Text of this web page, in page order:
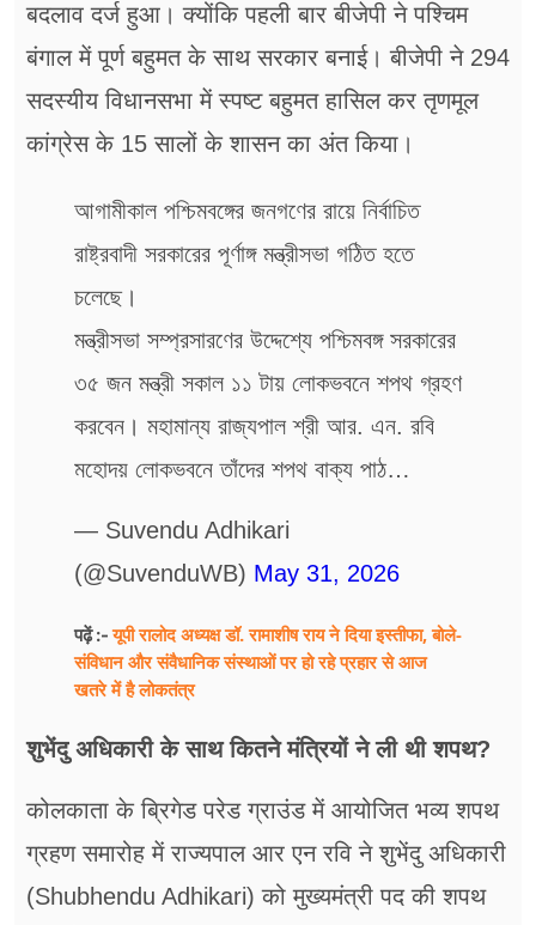
बदलाव दर्ज हुआ। क्योंकि पहली बार बीजेपी ने पश्चिम
बंगाल में पूर्ण बहुमत के साथ सरकार बनाई। बीजेपी ने 294
सदस्यीय विधानसभा में स्पष्ट बहुमत हासिल कर तृणमूल
कांग्रेस के 15 सालों के शासन का अंत किया।
আগামীকাল পশ্চিমবঙ্গের জনগণের রায়ে নির্বাচিত
রাষ্ট্রবাদী সরকারের পূর্ণাঙ্গ মন্ত্রীসভা গঠিত হতে
চলেছে।
মন্ত্রীসভা সম্প্রসারণের উদ্দেশ্যে পশ্চিমবঙ্গ সরকারের
৩৫ জন মন্ত্রী সকাল ১১ টায় লোকভবনে শপথ গ্রহণ
করবেন। মহামান্য রাজ্যপাল শ্রী আর. এন. রবি
মহোদয় লোকভবনে তাঁদের শপথ বাক্য পাঠ…
— Suvendu Adhikari
(@SuvenduWB) May 31, 2026
पढ़ें :-यूपी रालोद अध्यक्ष डॉ. रामाशीष राय ने दिया इस्तीफा, बोले-
संविधान और संवैधानिक संस्थाओं पर हो रहे प्रहार से आज
खतरे में है लोकतंत्र
शुभेंदु अधिकारी के साथ कितने मंत्रियों ने ली थी शपथ?
कोलकाता के ब्रिगेड परेड ग्राउंड में आयोजित भव्य शपथ
ग्रहण समारोह में राज्यपाल आर एन रवि ने शुभेंदु अधिकारी
(Shubhendu Adhikari) को मुख्यमंत्री पद की शपथ